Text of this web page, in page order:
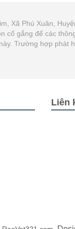
Xã Phú Xuân,
gắng để các
Trường hợp
Liên